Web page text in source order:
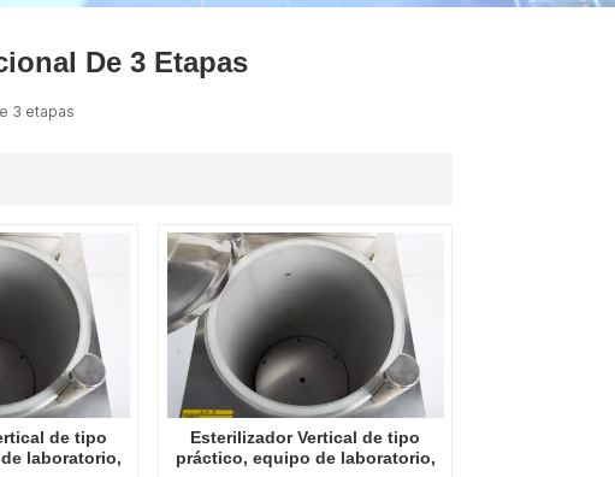
De 3 Etapas
3 etapas
de tipo
laboratorio,
Esterilizador Vertical de tipo
práctico, equipo de laboratorio,